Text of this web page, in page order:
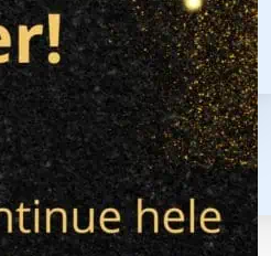
op.
en privacy beleid